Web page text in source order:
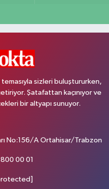
sizleri buluştururken,
Şatafattan kaçınıyor ve
bir altyapı sunuyor.
No:156/A Ortahisar/Trabzon
00 01